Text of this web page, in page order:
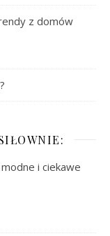
z domów
i ciekawe